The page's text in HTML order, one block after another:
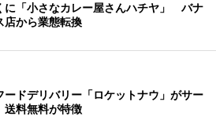
に「小さなカレー屋さんハチヤ」 バナ
店から業態転換
ードデリバリー「ロケットナウ」がサー
料無料が特徴